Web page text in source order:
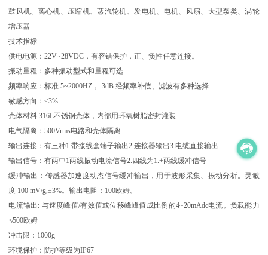
鼓风机、离心机、压缩机、蒸汽轮机、发电机、电机、风扇、大型泵类、涡轮
增压器
技术指标
供电电源：22V~28VDC，有容错保护，正、负性任意连接。
振动量程：多种振动型式和量程可选
频率响应：标准 5~2000HZ，-3dB 经频率补偿、滤波有多种选择
敏感方向：≤3%
壳体材料 316L不锈钢壳体，内部用环氧树脂密封灌装
电气隔离：500Vrms电路和壳体隔离
输出连接：有三种1.带接线盒端子输出2.连接器输出3.电缆直接输出
输出信号：有两中1两线振动电流信号2.四线为1.+两线缓冲信号
缓冲输出：传感器加速度动态信号缓冲输出，用于波形采集、振动分析。灵敏
度 100 mV/g,±3%。输出电阻：100欧姆。
电流输出: 与速度峰值/有效值或位移峰峰值成比例的4~20mAdc电流。负载能力
≮500欧姆
冲击限：1000g
环境保护：防护等级为IP67